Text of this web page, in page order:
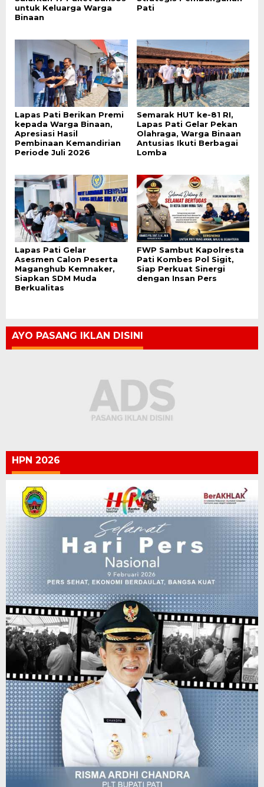
untuk Keluarga Warga
Binaan
Pati
Lapas Pati Berikan Premi
kepada Warga Binaan,
Apresiasi Hasil
Pembinaan Kemandirian
Periode Juli 2026
Semarak HUT ke-81 RI,
Lapas Pati Gelar Pekan
Olahraga, Warga Binaan
Antusias Ikuti Berbagai
Lomba
Lapas Pati Gelar
Asesmen Calon Peserta
Maganghub Kemnaker,
Siapkan SDM Muda
Berkualitas
FWP Sambut Kapolresta
Pati Kombes Pol Sigit,
Siap Perkuat Sinergi
dengan Insan Pers
AYO PASANG IKLAN DISINI
HPN 2026